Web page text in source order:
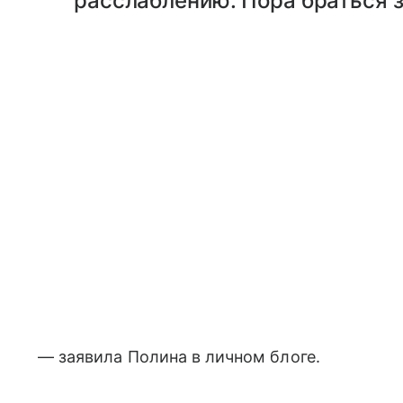
— заявила Полина в личном блоге.